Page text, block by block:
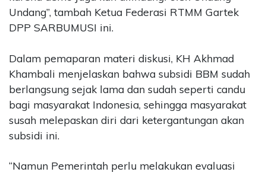
Undang”, tambah Ketua Federasi RTMM Gartek
DPP SARBUMUSI ini.
Dalam pemaparan materi diskusi, KH Akhmad
Khambali menjelaskan bahwa subsidi BBM sudah
berlangsung sejak lama dan sudah seperti candu
bagi masyarakat Indonesia, sehingga masyarakat
susah melepaskan diri dari ketergantungan akan
subsidi ini.
“Namun Pemerintah perlu melakukan evaluasi